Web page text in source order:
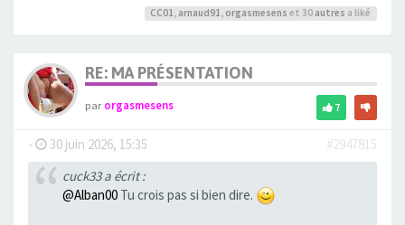
CC01, arnaud91, orgasmesens et 30 autres a liké
RE: MA PRÉSENTATION
parorgasmesens 7
- 30 juin 2026, 15:35
#2947815
cuck33 a écrit :
@Alban00Tu crois pas si bien dire.